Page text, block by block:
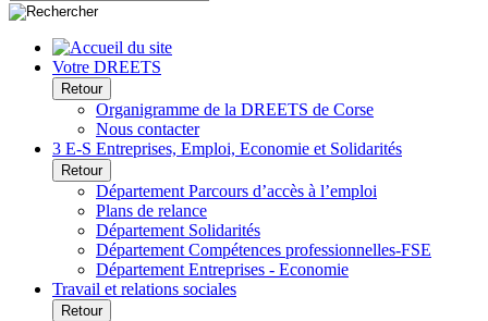
Votre DREETS
Retour
Organigramme de la DREETS de Corse
Nous contacter
3 E-S Entreprises, Emploi, Economie et Solidarités
Retour
Département Parcours d’accès à l’emploi
Plans de relance
Département Solidarités
Département Compétences professionnelles-FSE
Département Entreprises - Economie
Travail et relations sociales
Retour